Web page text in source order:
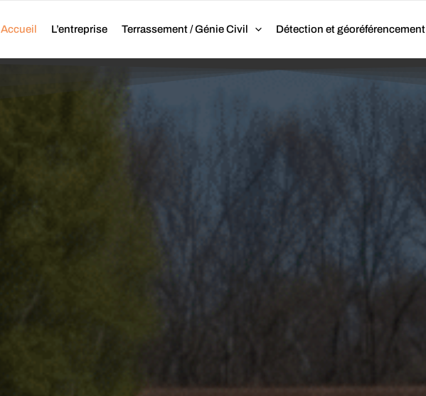
Accueil L’entreprise Terrassement / Génie Civil Détection et géoréférencement